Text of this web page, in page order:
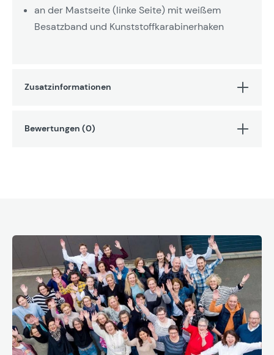
an der Mastseite (linke Seite) mit weißem
Besatzband und Kunststoffkarabinerhaken
Zusatzinformationen
Bewertungen (0)